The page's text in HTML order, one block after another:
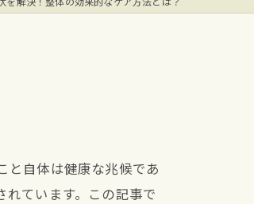
と自体は健康な兆候であ
ています。この記事で